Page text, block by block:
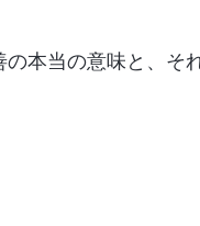
本当の意味と、そ